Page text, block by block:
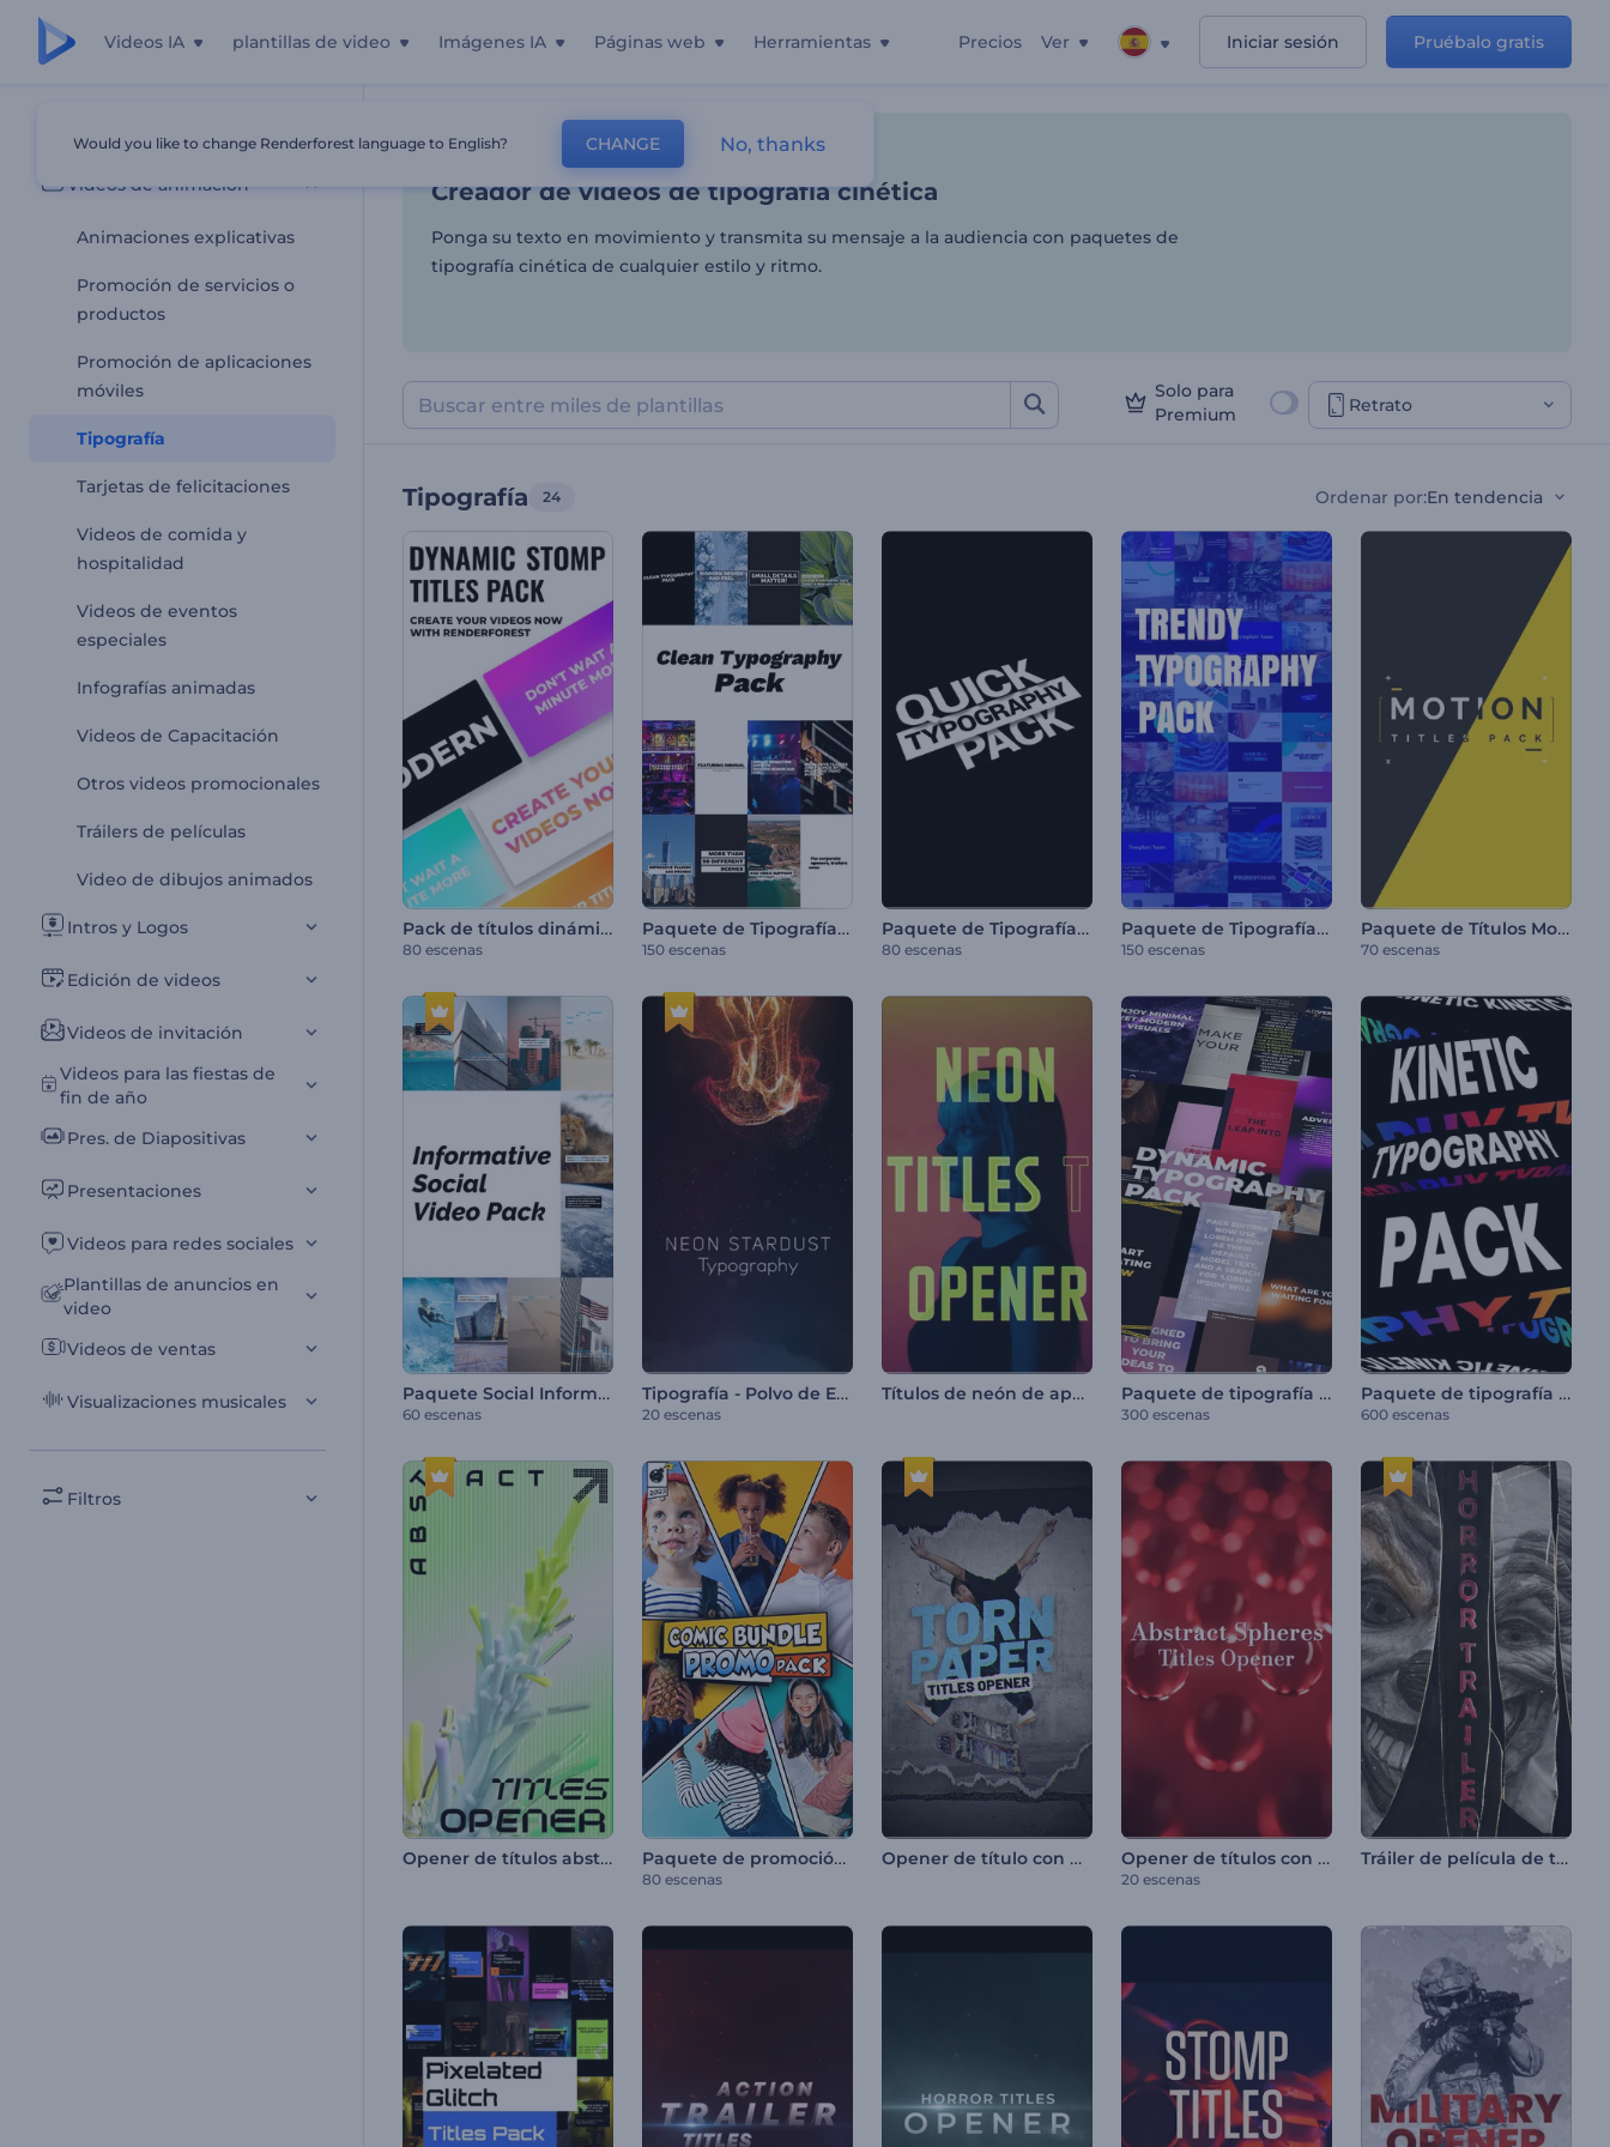
Videos IA plantillas de video Imágenes IA Páginas web Herramientas Precios Ver Iniciar sesión Pruébalo gratis
Todas las plantillas
Videos de animación
Animaciones explicativas
Promoción de servicios o
productos
Promoción de aplicaciones
móviles
Tipografía
Tarjetas de felicitaciones
Videos de comida y
hospitalidad
Videos de eventos
especiales
Infografías animadas
Videos de Capacitación
Otros videos promocionales
Tráilers de películas
Video de dibujos animados
Intros y Logos
Edición de videos
Videos de invitación
Videos para las fiestas de
fin de año
Pres. de Diapositivas
Presentaciones
Videos para redes sociales
Plantillas de anuncios en
video
Videos de ventas
Visualizaciones musicales
Filtros
Creador de videos de tipografía cinética
Inicio Plantillas Videos De Animación Tipografía
Creador de videos de tipografía cinética
Ponga su texto en movimiento y transmita su mensaje a la audiencia con paquetes de
tipografía cinética de cualquier estilo y ritmo.
Solo para
Premium
Retrato
Tipografía 24 Ordenar por:En tendencia
Pack de títulos dinámicos stomp
80 escenas
Paquete de Tipografía Minimalista
150 escenas
Paquete de Tipografía Rápida
80 escenas
Paquete de Tipografía Moderna
150 escenas
Paquete de Títulos Motion
70 escenas
Paquete Social Informativo
60 escenas
Tipografía - Polvo de Estrellas de Neón
20 escenas
Títulos de neón de apertura Paquete de tipografía dinámica
300 escenas
Paquete de tipografía dinámica
600 escenas
Opener de títulos abstractos Paquete de promoción de cómics
80 escenas
Opener de título con papel rasgado Opener de títulos con esferas abstractas
20 escenas
Tráiler de película de terror
Would you like to change Renderforest language to English? CHANGE No, thanks